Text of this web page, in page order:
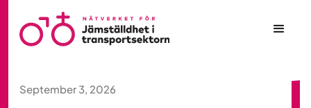
September 3, 2026